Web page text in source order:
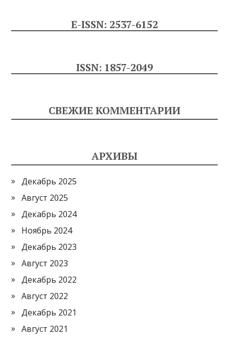
E-ISSN: 2537-6152
ISSN: 1857-2049
СВЕЖИЕ КОММЕНТАРИИ
АРХИВЫ
Декабрь 2025
Август 2025
Декабрь 2024
Ноябрь 2024
Декабрь 2023
Август 2023
Декабрь 2022
Август 2022
Декабрь 2021
Август 2021